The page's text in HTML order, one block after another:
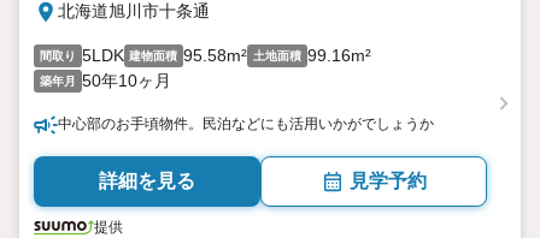
北海道旭川市十条通
間取り 5LDK 建物面積 95.58m² 土地面積 99.16m²
築年月 50年10ヶ月
中心部のお手頃物件。民泊などにも活用いかがでしょうか
詳細を見る 見学予約
提供